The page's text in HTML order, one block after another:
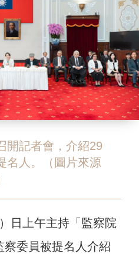
開記者會，介紹29
名人。（圖片來源
日上午主持「監察院
察委員被提名人介紹